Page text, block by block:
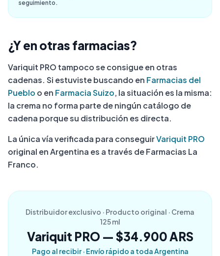
seguimiento.
¿Y en otras farmacias?
Variquit PRO tampoco se consigue en otras
cadenas. Si estuviste buscando en Farmacias del
Pueblo o en Farmacia Suizo, la situación es la misma:
la crema no forma parte de ningún catálogo de
cadena porque su distribución es directa.
La única vía verificada para conseguirVariquit PRO
original en Argentina es a través de Farmacias La
Franco.
Distribuidor exclusivo · Producto original · Crema
125 ml
Variquit PRO — $34.900 ARS
Pago al recibir · Envío rápido a toda Argentina